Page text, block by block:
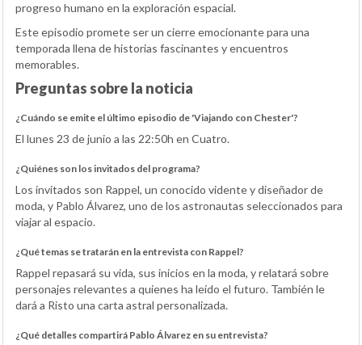
progreso humano en la exploración espacial.
Este episodio promete ser un cierre emocionante para una
temporada llena de historias fascinantes y encuentros
memorables.
Preguntas sobre la noticia
¿Cuándo se emite el último episodio de 'Viajando con Chester'?
El lunes 23 de junio a las 22:50h en Cuatro.
¿Quiénes son los invitados del programa?
Los invitados son Rappel, un conocido vidente y diseñador de
moda, y Pablo Álvarez, uno de los astronautas seleccionados para
viajar al espacio.
¿Qué temas se tratarán en la entrevista con Rappel?
Rappel repasará su vida, sus inicios en la moda, y relatará sobre
personajes relevantes a quienes ha leído el futuro. También le
dará a Risto una carta astral personalizada.
¿Qué detalles compartirá Pablo Álvarez en su entrevista?